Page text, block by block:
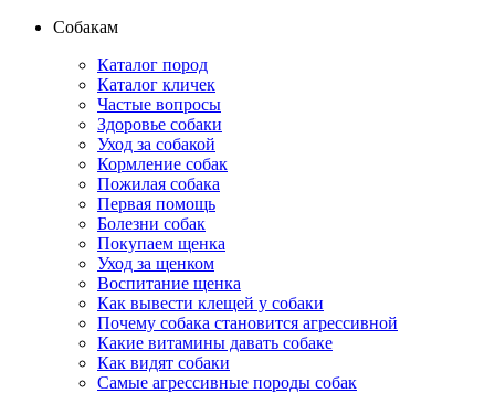
Собакам
Каталог пород
Каталог кличек
Частые вопросы
Здоровье собаки
Уход за собакой
Кормление собак
Пожилая собака
Первая помощь
Болезни собак
Покупаем щенка
Уход за щенком
Воспитание щенка
Как вывести клещей у собаки
Почему собака становится агрессивной
Какие витамины давать собаке
Как видят собаки
Самые агрессивные породы собак